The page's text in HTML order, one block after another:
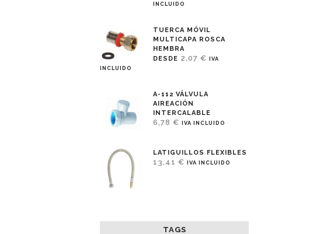
INCLUIDO
TUERCA MÓVIL
MULTICAPA ROSCA
HEMBRA
DESDE 2,07 € IVA
INCLUIDO
A-112 VÁLVULA
AIREACIÓN
INTERCALABLE
6,78 € IVA INCLUIDO
LATIGUILLOS FLEXIBLES
13,41 € IVA INCLUIDO
TAGS